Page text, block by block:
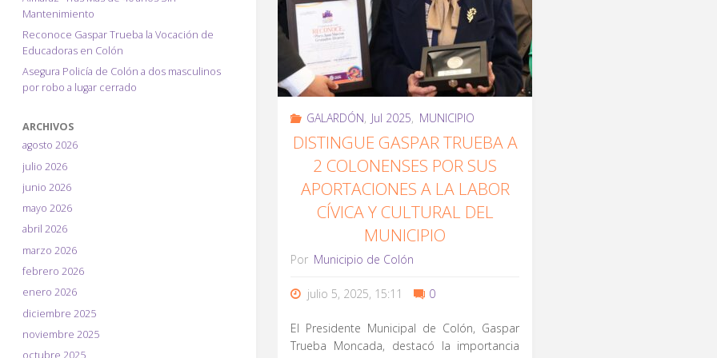
GALARDÓN, Jul 2025, MUNICIPIO
DISTINGUE GASPAR TRUEBA A
2 COLONENSES POR SUS
APORTACIONES A LA LABOR
CÍVICA Y CULTURAL DEL
MUNICIPIO
Por Municipio de Colón
julio 5, 2025, 15:11 0
El Presidente Municipal de Colón, Gaspar
Trueba Moncada, destacó la importancia
Mantenimiento
Reconoce Gaspar Trueba la Vocación de
Educadoras en Colón
Asegura Policía de Colón a dos masculinos
por robo a lugar cerrado
ARCHIVOS
agosto 2026
julio 2026
junio 2026
mayo 2026
abril 2026
marzo 2026
febrero 2026
enero 2026
diciembre 2025
noviembre 2025